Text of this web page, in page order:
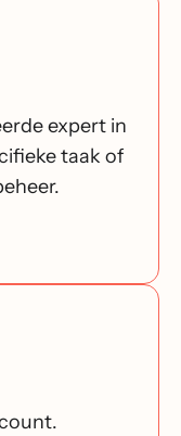
expert in
taak of